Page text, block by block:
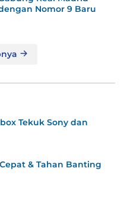
Nomor 9 Baru
Tekuk Sony dan
& Tahan Banting